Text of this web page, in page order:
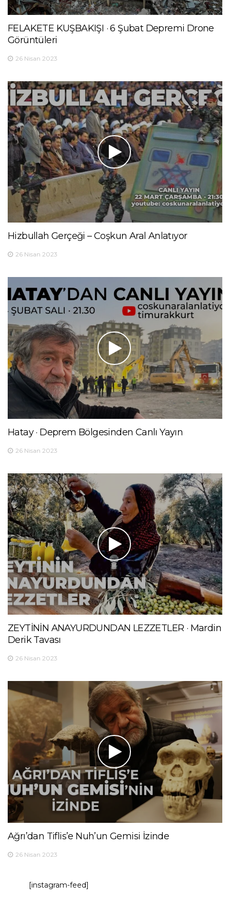
FELAKETE KUŞBAKIŞI · 6 Şubat Depremi Drone
Görüntüleri
26 Nisan 2023
Hizbullah Gerçeği – Coşkun Aral Anlatıyor
26 Nisan 2023
Hatay · Deprem Bölgesinden Canlı Yayın
26 Nisan 2023
ZEYTİNİN ANAYURDUNDAN LEZZETLER · Mardin
Derik Tavası
26 Nisan 2023
Ağrı’dan Tiflis’e Nuh’un Gemisi İzinde
26 Nisan 2023
[instagram-feed]